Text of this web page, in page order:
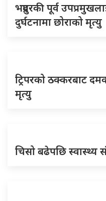
भद्रपुरकी पूर्व
दुर्घटनामा छोराको मृत्यु
ट्रिपरको ठक्करबाट
मृत्यु
चिसो बढेपछि स्वास्थ्य